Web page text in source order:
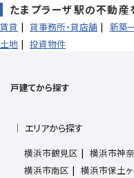
たまプラーザ駅の不動
賃貸 貸事務所・貸店舗 新築
土地
投資物件
戸建てから探す
エリアから探す
横浜市鶴見区
横浜市神
横浜市南区
横浜市保土